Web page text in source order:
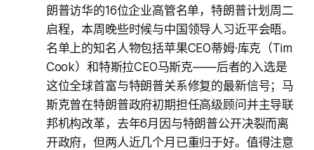
朗普访华的16位企业高管名单，特朗普计划周二
启程，本周晚些时候与中国领导人习近平会晤。
名单上的知名人物包括苹果CEO蒂姆·库克（Tim
Cook）和特斯拉CEO马斯克——后者的入选是
这位全球首富与特朗普关系修复的最新信号；马
斯克曾在特朗普政府初期担任高级顾问并主导联
邦机构改革，去年6月因与特朗普公开决裂而离
开政府，但两人近几个月已重归于好。值得注意